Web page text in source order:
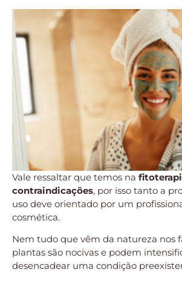
Vale ressaltar que temos na
contraindicações, por isso tanto a
uso deve orientado por um
cosmética.
Nem tudo que vêm da natureza nos
plantas são nocivas e podem
desencadear uma condição